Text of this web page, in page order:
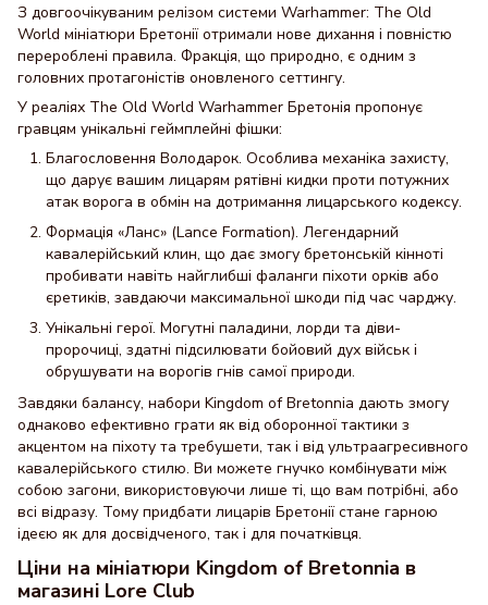
З довгоочікуваним релізом системи Warhammer: The Old
World мініатюри Бретонії отримали нове дихання і повністю
перероблені правила. Фракція, що природно, є одним з
головних протагоністів оновленого сеттингу.
У реаліях The Old World Warhammer Бретонія пропонує
гравцям унікальні геймплейні фішки:
Благословення Володарок. Особлива механіка захисту,
що дарує вашим лицарям рятівні кидки проти потужних
атак ворога в обмін на дотримання лицарського кодексу.
Формація «Ланс» (Lance Formation). Легендарний
кавалерійський клин, що дає змогу бретонській кінноті
пробивати навіть найглибші фаланги піхоти орків або
єретиків, завдаючи максимальної шкоди під час чарджу.
Унікальні герої. Могутні паладини, лорди та діви-
пророчиці, здатні підсилювати бойовий дух військ і
обрушувати на ворогів гнів самої природи.
Завдяки балансу, набори Kingdom of Bretonnia дають змогу
однаково ефективно грати як від оборонної тактики з
акцентом на піхоту та требушети, так і від ультраагресивного
кавалерійського стилю. Ви можете гнучко комбінувати між
собою загони, використовуючи лише ті, що вам потрібні, або
всі відразу. Тому придбати лицарів Бретонії стане гарною
ідеєю як для досвідченого, так і для початківця.
Ціни на мініатюри Kingdom of Bretonnia в
магазині Lore Club